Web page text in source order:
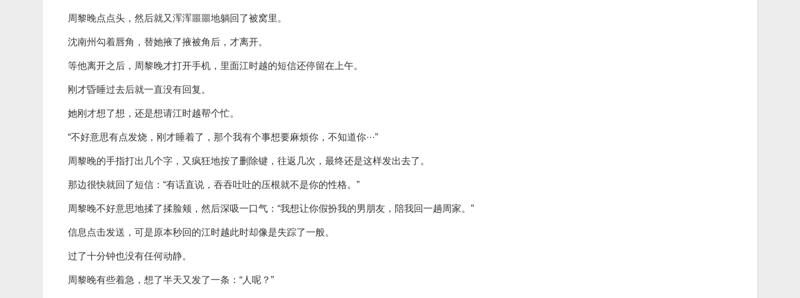
周黎晚点点头，然后就又浑浑噩噩地躺回了被窝里。
沈南州勾着唇角，替她掖了掖被角后，才离开。
等他离开之后，周黎晚才打开手机，里面江时越的短信还停留在上午。
刚才昏睡过去后就一直没有回复。
她刚才想了想，还是想请江时越帮个忙。
“不好意思有点发烧，刚才睡着了，那个我有个事想要麻烦你，不知道你···”
周黎晚的手指打出几个字，又疯狂地按了删除键，往返几次，最终还是这样发出去了。
那边很快就回了短信：“有话直说，吞吞吐吐的压根就不是你的性格。”
周黎晚不好意思地揉了揉脸颊，然后深吸一口气：“我想让你假扮我的男朋友，陪我回一趟周家。”
信息点击发送，可是原本秒回的江时越此时却像是失踪了一般。
过了十分钟也没有任何动静。
周黎晚有些着急，想了半天又发了一条：“人呢？”